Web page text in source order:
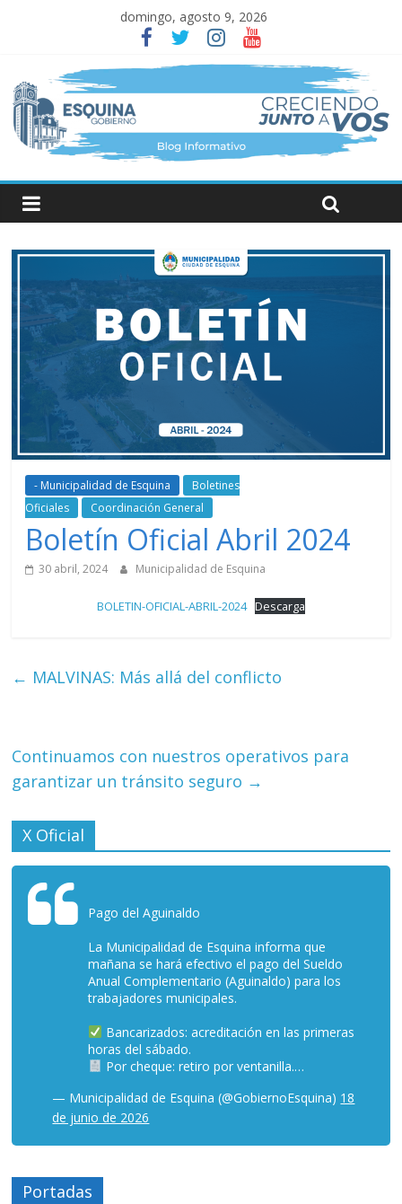
domingo, agosto 9, 2026
- Municipalidad de Esquina
Boletines
Oficiales
Coordinación General
Boletín Oficial Abril 2024
30 abril, 2024 Municipalidad de Esquina
BOLETIN-OFICIAL-ABRIL-2024 Descarga
← MALVINAS: Más allá del conflicto
Continuamos con nuestros operativos para
garantizar un tránsito seguro →
X Oficial
Pago del Aguinaldo
La Municipalidad de Esquina informa que
mañana se hará efectivo el pago del Sueldo
Anual Complementario (Aguinaldo) para los
trabajadores municipales.
Bancarizados: acreditación en las primeras
horas del sábado.
Por cheque: retiro por ventanilla.…
— Municipalidad de Esquina (@GobiernoEsquina) 18
de junio de 2026
Portadas